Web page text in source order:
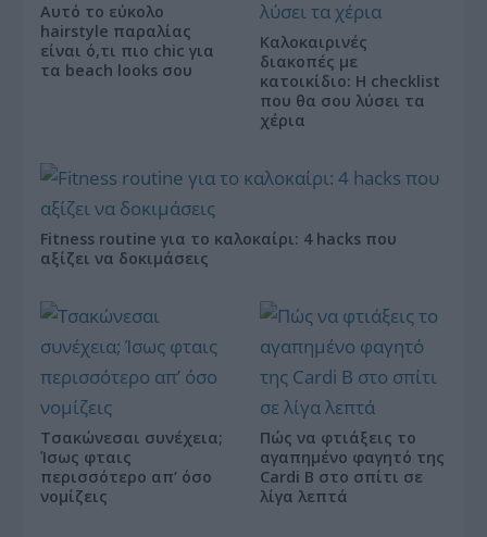
Αυτό το εύκολο
hairstyle παραλίας
είναι ό,τι πιο chic για
τα beach looks σου
Καλοκαιρινές
διακοπές με
κατοικίδιο: Η checklist
που θα σου λύσει τα
χέρια
Fitness routine για το καλοκαίρι: 4 hacks που
αξίζει να δοκιμάσεις
Τσακώνεσαι συνέχεια;
Ίσως φταις
περισσότερο απ’ όσο
νομίζεις
Πώς να φτιάξεις το
αγαπημένο φαγητό της
Cardi B στο σπίτι σε
λίγα λεπτά